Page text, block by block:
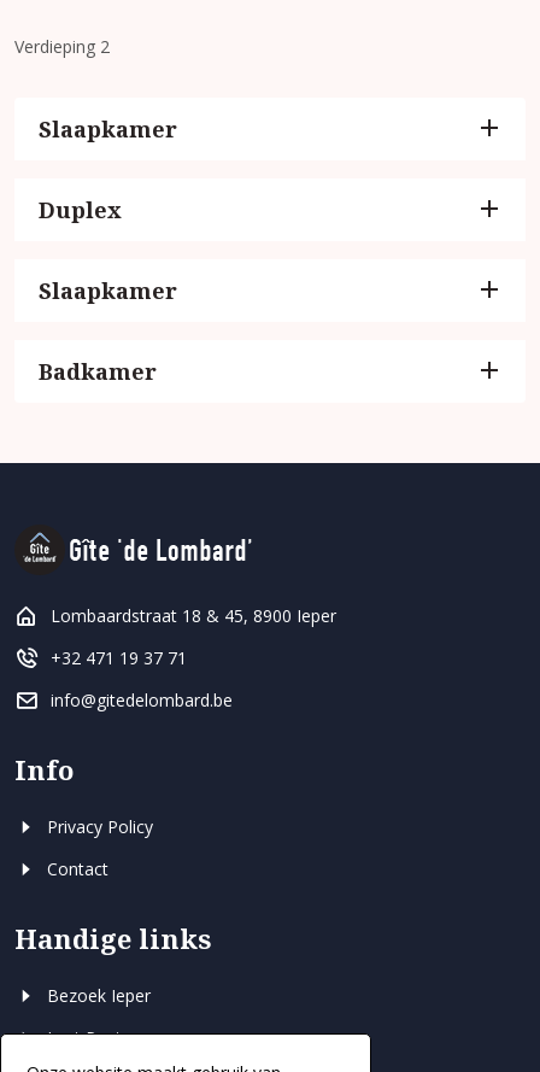
Verdieping 2
Slaapkamer
Duplex
Slaapkamer
Badkamer
Lombaardstraat 18 & 45, 8900 Ieper
+32 471 19 37 71
info@gitedelombard.be
Info
Privacy Policy
Contact
Handige links
Bezoek Ieper
Last Post